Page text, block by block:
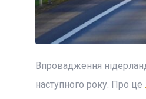
Впровадження
наступного року. Про це